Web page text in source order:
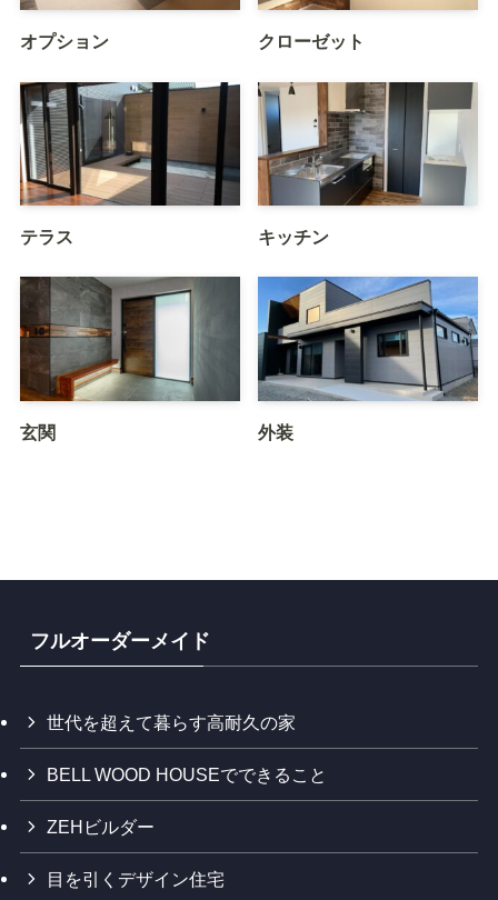
オプション クローゼット
テラス キッチン
玄関 外装
フルオーダーメイド
世代を超えて暮らす高耐久の家
BELL WOOD HOUSEでできること
ZEHビルダー
目を引くデザイン住宅